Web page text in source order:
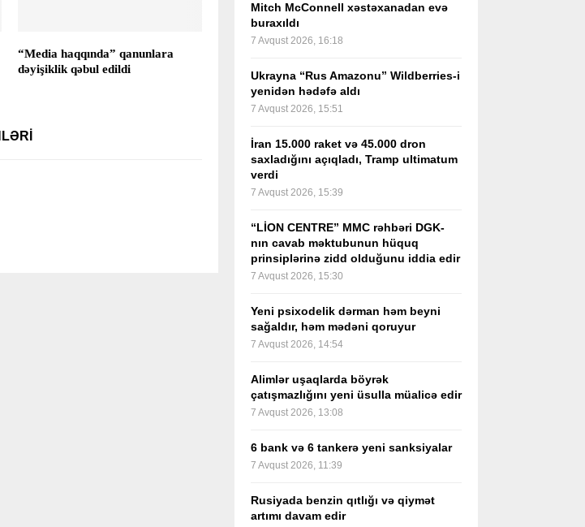
“Media haqqında” qanunlara
dəyişiklik qəbul edildi
Mitch McConnell xəstəxanadan evə
buraxıldı
7 Avqust 2026, 16:18
Ukrayna “Rus Amazonu” Wildberries-i
yenidən hədəfə aldı
7 Avqust 2026, 15:51
İran 15.000 raket və 45.000 dron
saxladığını açıqladı, Tramp ultimatum
verdi
7 Avqust 2026, 15:39
“LİON CENTRE” MMC rəhbəri DGK-
nın cavab məktubunun hüquq
prinsiplərinə zidd olduğunu iddia edir
7 Avqust 2026, 15:30
Yeni psixodelik dərman həm beyni
sağaldır, həm mədəni qoruyur
7 Avqust 2026, 14:54
Alimlər uşaqlarda böyrək
çatışmazlığını yeni üsulla müalicə edir
7 Avqust 2026, 13:08
6 bank və 6 tankerə yeni sanksiyalar
7 Avqust 2026, 11:39
Rusiyada benzin qıtlığı və qiymət
artımı davam edir